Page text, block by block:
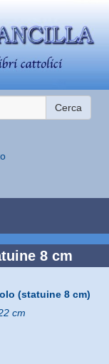
Cerca
8 cm
(statuine 8 cm)
cm